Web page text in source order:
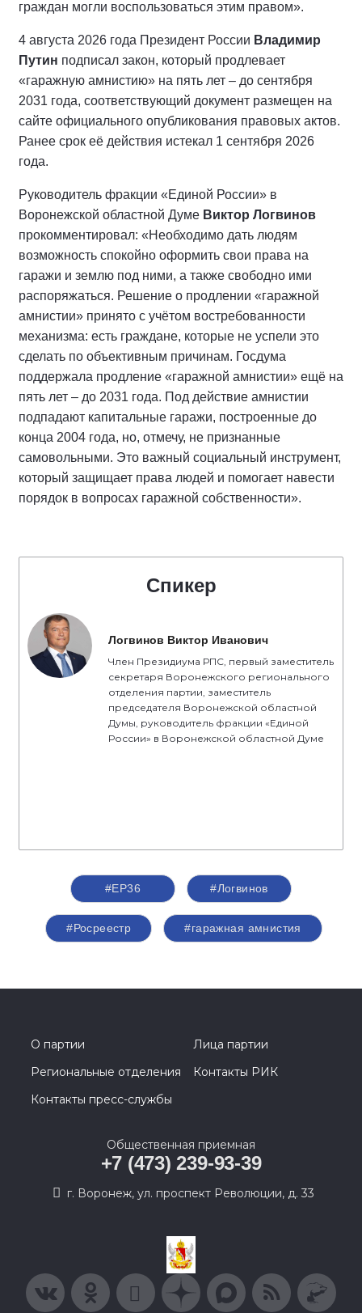
граждан могли воспользоваться этим правом».
4 августа 2026 года Президент России Владимир
Путин подписал закон, который продлевает
«гаражную амнистию» на пять лет – до сентября
2031 года, соответствующий документ размещен на
сайте официального опубликования правовых актов.
Ранее срок её действия истекал 1 сентября 2026
года.
Руководитель фракции «Единой России» в
Воронежской областной Думе Виктор Логвинов
прокомментировал: «Необходимо дать людям
возможность спокойно оформить свои права на
гаражи и землю под ними, а также свободно ими
распоряжаться. Решение о продлении «гаражной
амнистии» принято с учётом востребованности
механизма: есть граждане, которые не успели это
сделать по объективным причинам. Госдума
поддержала продление «гаражной амнистии» ещё на
пять лет – до 2031 года. Под действие амнистии
подпадают капитальные гаражи, построенные до
конца 2004 года, но, отмечу, не признанные
самовольными. Это важный социальный инструмент,
который защищает права людей и помогает навести
порядок в вопросах гаражной собственности».
Спикер
Логвинов Виктор Иванович
Член Президиума РПС, первый заместитель
секретаря Воронежского регионального
отделения партии, заместитель
председателя Воронежской областной
Думы, руководитель фракции «Единой
России» в Воронежской областной Думе
#ЕР36 #Логвинов
#Росреестр #гаражная амнистия
О партии
Лица партии
Региональные отделения
Контакты РИК
Контакты пресс-службы
Общественная приемная
+7 (473) 239-93-39
г. Воронеж, ул. проспект Революции, д. 33